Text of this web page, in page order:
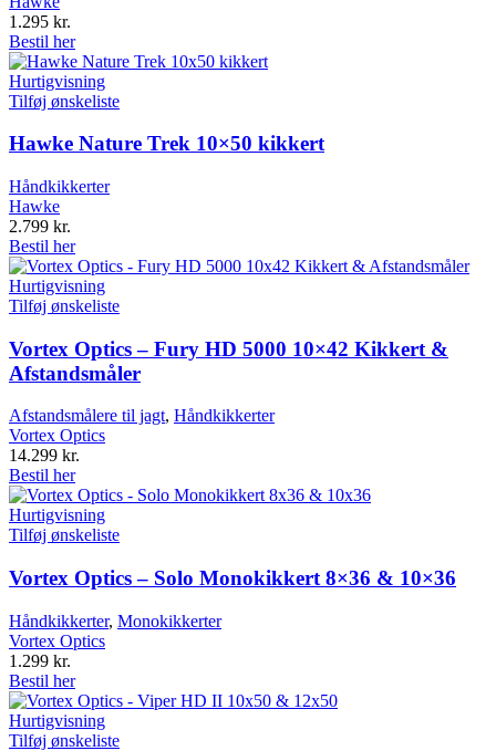
1.295 kr.
Bestil her
Hurtigvisning
Tilføj ønskeliste
Hawke Nature Trek 10×50 kikkert
Håndkikkerter
Hawke
2.799 kr.
Bestil her
Hurtigvisning
Tilføj ønskeliste
Vortex Optics – Fury HD 5000 10×42 Kikkert &
Afstandsmåler
Afstandsmålere til jagt, Håndkikkerter
Vortex Optics
14.299 kr.
Bestil her
Hurtigvisning
Tilføj ønskeliste
Vortex Optics – Solo Monokikkert 8×36 & 10×36
Håndkikkerter, Monokikkerter
Vortex Optics
1.299 kr.
Bestil her
Hurtigvisning
Tilføj ønskeliste